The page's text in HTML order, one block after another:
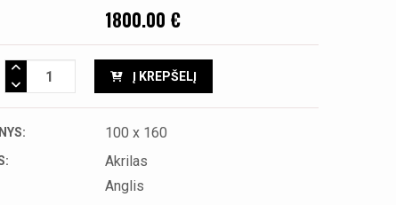
1800.00 €
Į KREPŠELĮ
100 x 160
Akrilas
Anglis